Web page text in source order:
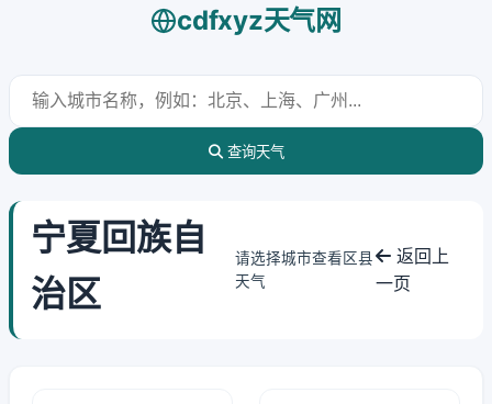
cdfxyz天气网
查询天气
宁夏回族自
治区
请选择城市查看区县
天气
返回上
一页